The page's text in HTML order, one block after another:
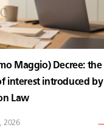
Maggio) Decree: the
interest introduced by
Law
2026